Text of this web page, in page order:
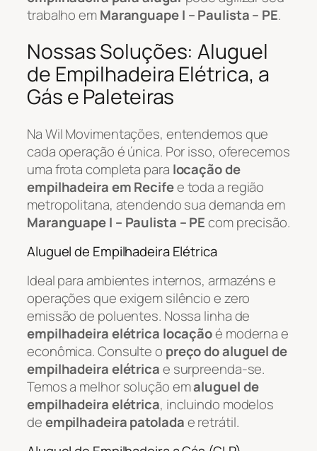
trabalho emMaranguape I – Paulista – PE.
Nossas Soluções: Aluguel
de Empilhadeira Elétrica, a
Gás e Paleteiras
Na Wil Movimentações, entendemos que
cada operação é única. Por isso, oferecemos
uma frota completa para locação de
empilhadeira em Recifee toda a região
metropolitana, atendendo sua demanda em
Maranguape I – Paulista – PEcom precisão.
Aluguel de Empilhadeira Elétrica
Ideal para ambientes internos, armazéns e
operações que exigem silêncio e zero
emissão de poluentes. Nossa linha de
empilhadeira elétrica locaçãoé moderna e
econômica. Consulte o preço do aluguel de
empilhadeira elétricae surpreenda-se.
Temos a melhor solução emaluguel de
empilhadeira elétrica, incluindo modelos
deempilhadeira patoladae retrátil.